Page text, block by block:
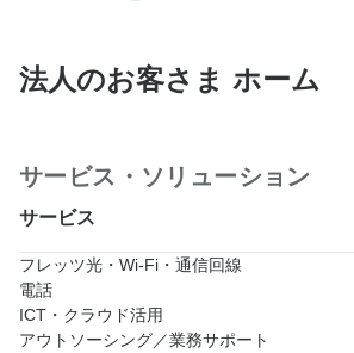
法人のお客さま ホーム
サービス・ソリューション
サービス
フレッツ光・Wi-Fi・通信回線
電話
ICT・クラウド活用
アウトソーシング／業務サポート